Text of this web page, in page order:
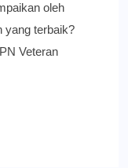
oleh
yang terbaik?
Veteran